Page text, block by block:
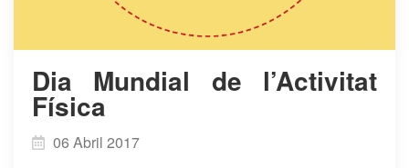
Dia Mundial de l’Activitat
Física
06 Abril 2017